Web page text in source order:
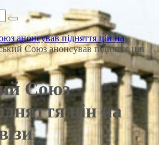
анонсував підняття цін на
Союз анонсував підняття цін
Союз
цін на